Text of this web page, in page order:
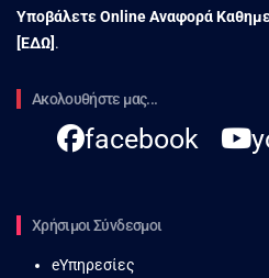
Υποβάλετε Online Αναφορά
[ΕΔΩ] .
Ακολουθήστε μας...
facebook
Χρήσιμοι Σύνδεσμοι
eΥπηρεσίες